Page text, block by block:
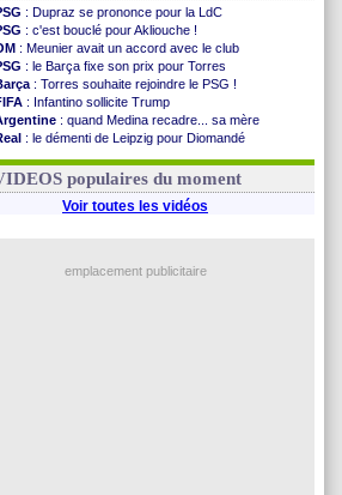
: Dupraz se prononce pour la LdC
: c'est bouclé pour Akliouche !
: Meunier avait un accord avec le club
: le Barça fixe son prix pour Torres
: Torres souhaite rejoindre le PSG !
: Infantino sollicite Trump
: quand Medina recadre... sa mère
: le démenti de Leipzig pour Diomandé
: le conseiller d'Infantino démissionne !
populaires du moment
Voir toutes les vidéos
emplacement publicitaire